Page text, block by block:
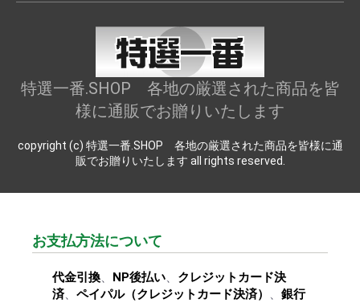
特選一番.SHOP 各地の厳選された商品を皆
様に通販でお贈りいたします
copyright (c) 特選一番.SHOP 各地の厳選された商品を皆様に通
販でお贈りいたします all rights reserved.
お支払方法について
代金引換、 NP後払い、 クレジットカード決
済、 ペイパル（クレジットカード決済） 、 銀行